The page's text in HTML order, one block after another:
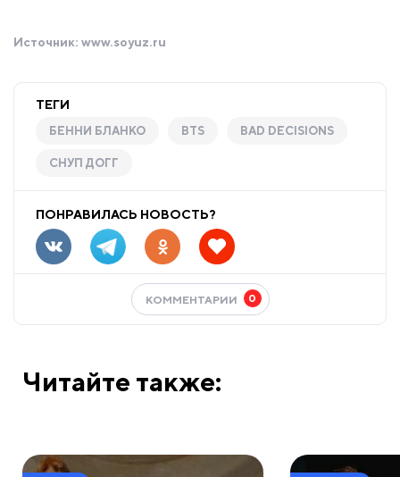
Источник: www.soyuz.ru
ТЕГИ
БЕННИ БЛАНКО BTS BAD DECISIONS
СНУП ДОГГ
ПОНРАВИЛАСЬ НОВОСТЬ?
КОММЕНТАРИИ 0
Читайте также: